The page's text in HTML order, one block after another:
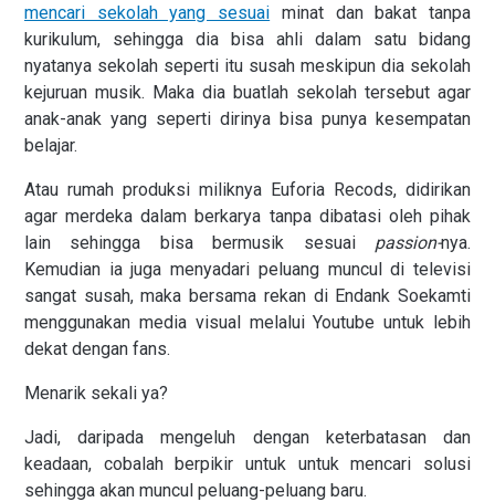
mencari sekolah yang sesuai minat dan bakat tanpa
kurikulum, sehingga dia bisa ahli dalam satu bidang
nyatanya sekolah seperti itu susah meskipun dia sekolah
kejuruan musik. Maka dia buatlah sekolah tersebut agar
anak-anak yang seperti dirinya bisa punya kesempatan
belajar.
Atau rumah produksi miliknya Euforia Recods, didirikan
agar merdeka dalam berkarya tanpa dibatasi oleh pihak
lain sehingga bisa bermusik sesuaipassion-nya.
Kemudian ia juga menyadari peluang muncul di televisi
sangat susah, maka bersama rekan di Endank Soekamti
menggunakan media visual melalui Youtube untuk lebih
dekat dengan fans.
Menarik sekali ya?
Jadi, daripada mengeluh dengan keterbatasan dan
keadaan, cobalah berpikir untuk untuk mencari solusi
sehingga akan muncul peluang-peluang baru.